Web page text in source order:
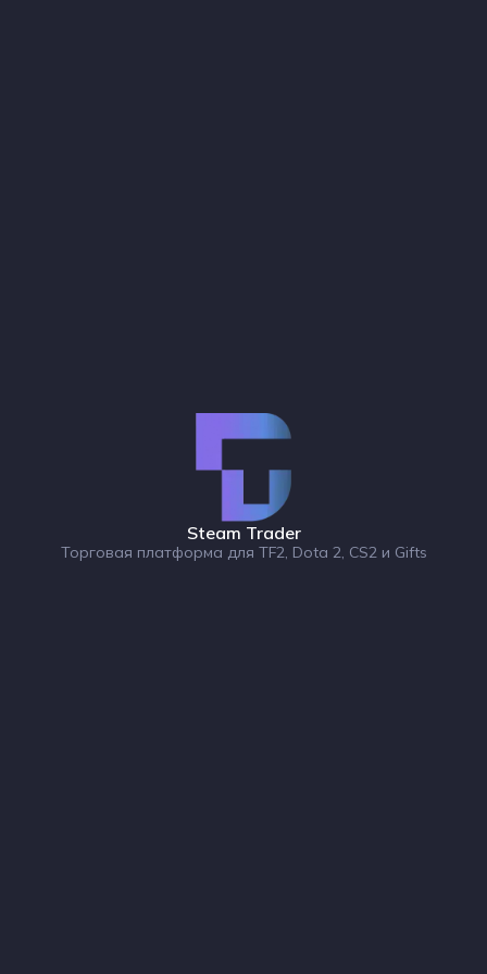
Steam Trader
Торговая платформа для TF2, Dota 2, CS2 и Gifts